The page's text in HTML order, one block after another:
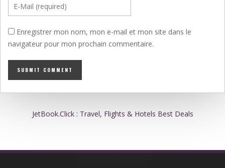
Enregistrer mon nom, mon e-mail et mon site dans le
navigateur pour mon prochain commentaire.
JetBook.Click : Travel, Flights & Hotels Best Deals